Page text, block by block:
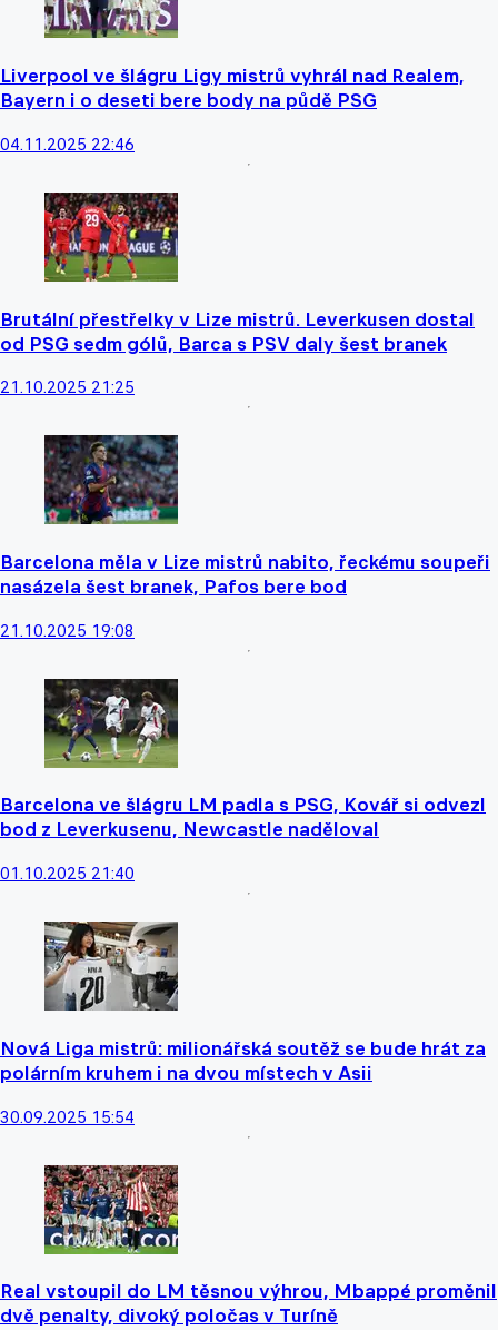
Liverpool ve šlágru Ligy mistrů vyhrál nad Realem,
Bayern i o deseti bere body na půdě PSG
04.11.2025 22:46
Brutální přestřelky v Lize mistrů. Leverkusen dostal
od PSG sedm gólů, Barca s PSV daly šest branek
21.10.2025 21:25
Barcelona měla v Lize mistrů nabito, řeckému soupeři
nasázela šest branek, Pafos bere bod
21.10.2025 19:08
Barcelona ve šlágru LM padla s PSG, Kovář si odvezl
bod z Leverkusenu, Newcastle naděloval
01.10.2025 21:40
Nová Liga mistrů: milionářská soutěž se bude hrát za
polárním kruhem i na dvou místech v Asii
30.09.2025 15:54
Real vstoupil do LM těsnou výhrou, Mbappé proměnil
dvě penalty, divoký poločas v Turíně